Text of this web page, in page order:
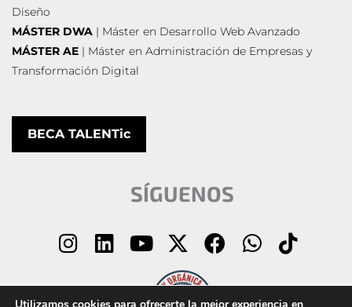
Diseño
MÁSTER DWA | Máster en Desarrollo Web Avanzado
MÁSTER AE | Máster en Administración de Empresas y
Transformación Digital
BECA TALENTic
SÍGUENOS
I
n
s
t
L
i
n
k
Y
o
u
t
X
-
t
w
F
a
c
e
W
h
a
t
T
i
k
t